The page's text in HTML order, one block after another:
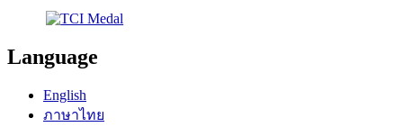
Language
English
ภาษาไทย